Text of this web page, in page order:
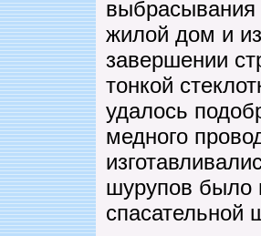
выбрасывания
жилой дом и
завершении
тонкой
удалось
медного
шурупов было
спасательной